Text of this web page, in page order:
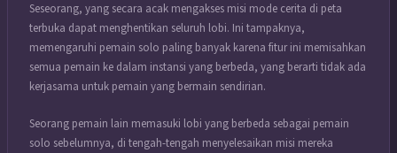
Seseorang, yang secara acak mengakses misi mode cerita di peta
terbuka dapat menghentikan seluruh lobi. Ini tampaknya,
memengaruhi pemain solo paling banyak karena fitur ini memisahkan
semua pemain ke dalam instansi yang berbeda, yang berarti tidak ada
kerjasama untuk pemain yang bermain sendirian.
Seorang pemain lain memasuki lobi yang berbeda sebagai pemain
solo sebelumnya, di tengah-tengah menyelesaikan misi mereka